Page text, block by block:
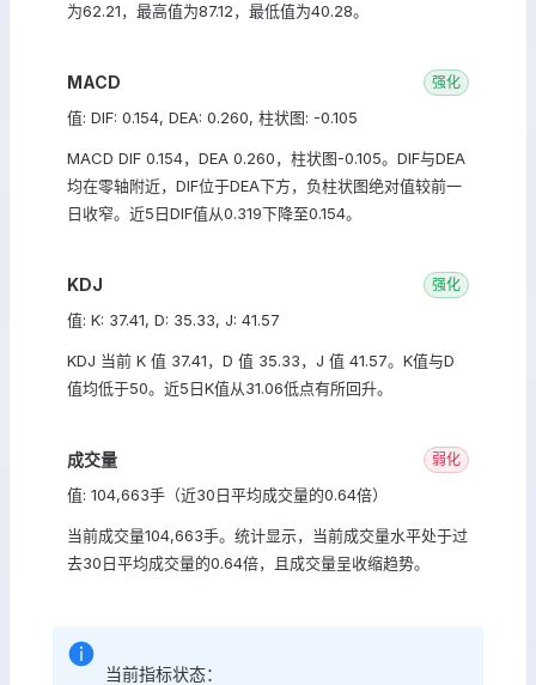
为62.21，最高值为87.12，最低值为40.28。
MACD 强化
值: DIF: 0.154, DEA: 0.260, 柱状图: -0.105
MACD DIF 0.154，DEA 0.260，柱状图-0.105。DIF与DEA
均在零轴附近，DIF位于DEA下方，负柱状图绝对值较前一
日收窄。近5日DIF值从0.319下降至0.154。
KDJ 强化
值: K: 37.41, D: 35.33, J: 41.57
KDJ 当前 K 值 37.41，D 值 35.33，J 值 41.57。K值与D
值均低于50。近5日K值从31.06低点有所回升。
成交量 弱化
值: 104,663手（近30日平均成交量的0.64倍）
当前成交量104,663手。统计显示，当前成交量水平处于过
去30日平均成交量的0.64倍，且成交量呈收缩趋势。
当前指标状态：